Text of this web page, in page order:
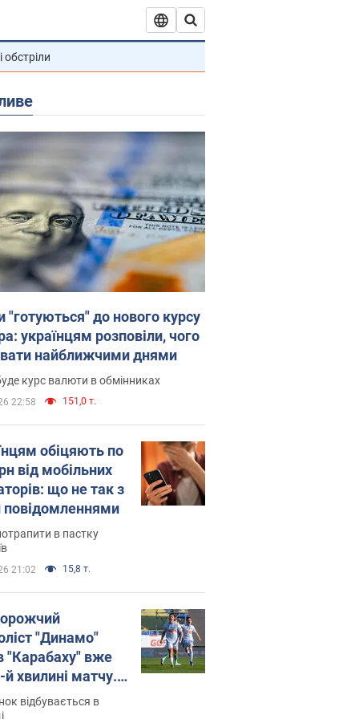
обстріли
"готуються" до нового курсу
українцям розповіли, чого
найближчими днями
курс валюти в обмінниках
22:58 151,0 т.
обіцяють по
від мобільних
що не так з
в пастку
21:02 15,8 т.
"Динамо"
"Карабаху" вже
й хвилині матчу.
відбувається в